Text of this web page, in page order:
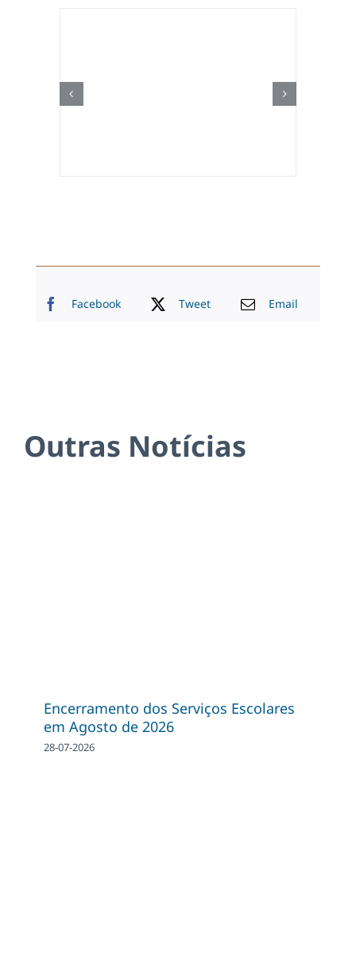
Facebook Tweet Email
Outras Notícias
Encerramento dos Serviços Escolares
em Agosto de 2026
28-07-2026